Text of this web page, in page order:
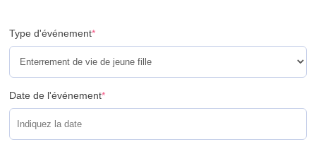
Type d'événement*
Date de l'événement*